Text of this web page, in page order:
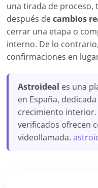
una tirada de proceso,
después decambios
cerrar una etapa o
interno. De lo
confirmaciones en
Astroideal es una
en España,
crecimiento interior.
verificados ofrecen
videollamada.